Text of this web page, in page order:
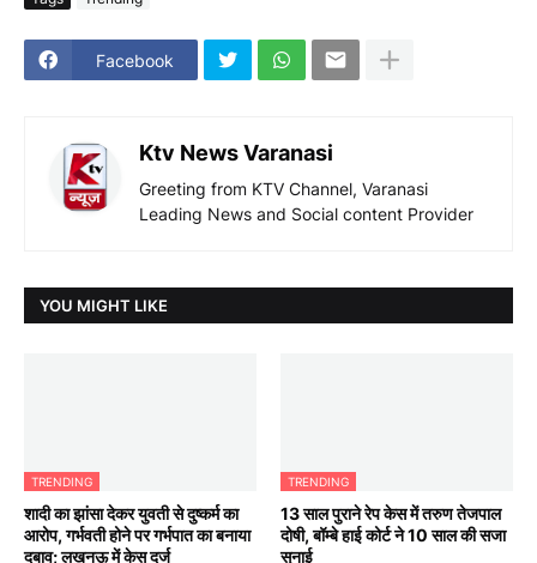
Facebook
Ktv News Varanasi
Greeting from KTV Channel, Varanasi
Leading News and Social content Provider
YOU MIGHT LIKE
TRENDING
शादी का झांसा देकर युवती से दुष्कर्म का
आरोप, गर्भवती होने पर गर्भपात का बनाया
दबाव; लखनऊ में केस दर्ज
TRENDING
13 साल पुराने रेप केस में तरुण तेजपाल
दोषी, बॉम्बे हाई कोर्ट ने 10 साल की सजा
सुनाई